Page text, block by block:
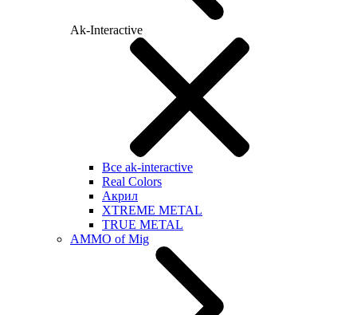
Ak-Interactive
Все ak-interactive
Real Colors
Акрил
XTREME METAL
TRUE METAL
AMMO of Mig